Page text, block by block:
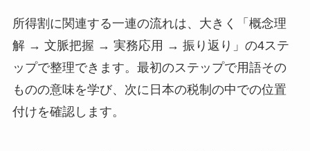
所得割に関連する一連の流れは、大きく「概念理
解 → 文脈把握 → 実務応用 → 振り返り」の4ステ
ップで整理できます。最初のステップで用語その
ものの意味を学び、次に日本の税制の中での位置
付けを確認します。